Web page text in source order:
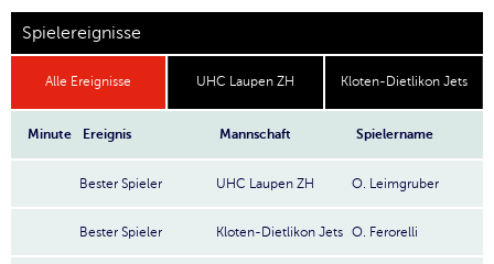
Spielereignisse
Alle Ereignisse UHC Laupen ZH Kloten-Dietlikon Jets
Minute Ereignis Mannschaft Spielername
Bester Spieler UHC Laupen ZH O. Leimgruber
Bester Spieler Kloten-Dietlikon Jets O. Ferorelli